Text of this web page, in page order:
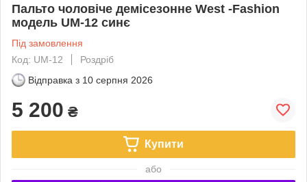
Пальто чоловіче демісезонне West -Fashion
модель UM-12 синє
Під замовлення
Код: UM-12
Роздріб
Відправка з 10 серпня 2026
5 200 ₴
Купити
або